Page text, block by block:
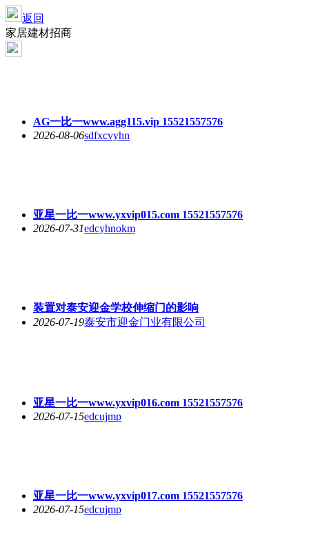
返回
家居建材招商
AG一比一www.agg115.vip 15521557576
2026-08-06sdfxcvyhn
亚星一比一www.yxvip015.com 15521557576
2026-07-31edcyhnokm
装置对泰安迎金学校伸缩门的影响
2026-07-19泰安市迎金门业有限公司
亚星一比一www.yxvip016.com 15521557576
2026-07-15edcujmp
亚星一比一www.yxvip017.com 15521557576
2026-07-15edcujmp